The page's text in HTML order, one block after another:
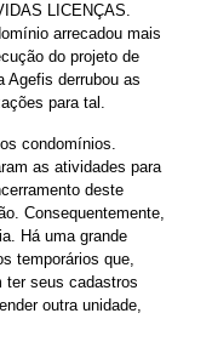
LICENÇAS.
arrecadou mais
do projeto de
Agefis derrubou as
para tal.
condomínios.
as atividades para
deste
Consequentemente,
Há uma grande
temporários que,
ter seus cadastros
outra unidade,